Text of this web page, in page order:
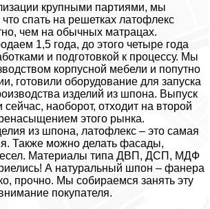
крупными партиями, мы
спать на решетках латофлекс
чем на обычных матрацах.
1,5 года, до этого четыре года
и подготовкой к процессу. Мы
корпусной мебели и попутно
готовили оборудование для запуска
изделий из шпона. Выпуск
наоборот, отходит на второй
этого рынка.
из шпона, латофлекс – это самая
Также можно делать фасады,
Материалы типа ДВП, ДСП, МДФ
А натуральный шпон – фанера
прочно. Мы собираемся занять эту
покупателя.